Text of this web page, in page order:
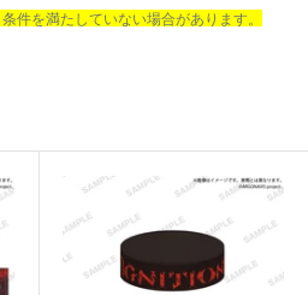
件を満たしていない場合があります。